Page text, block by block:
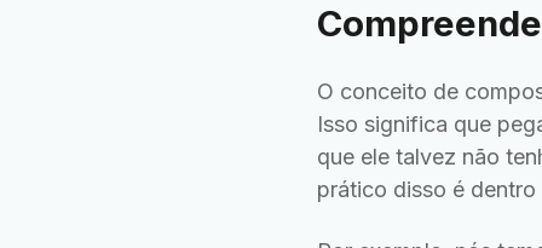
O conceito de
Isso significa que
que ele talvez não
prático disso é